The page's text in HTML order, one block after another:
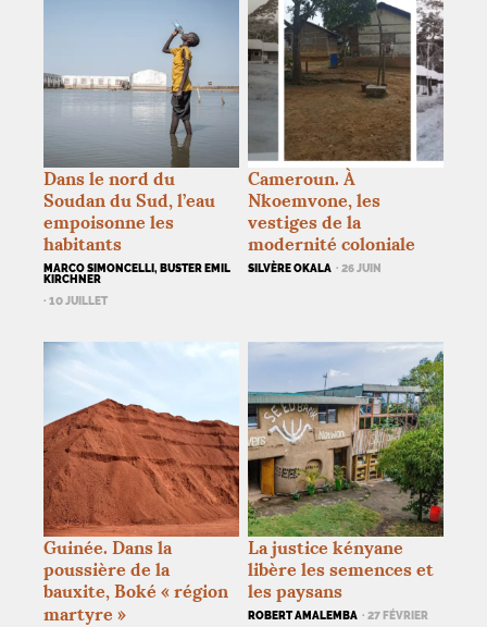
Dans le nord du
Soudan du Sud, l’eau
empoisonne les
habitants
MARCO SIMONCELLI, BUSTER EMIL
KIRCHNER
· 10 JUILLET
Cameroun. À
Nkoemvone, les
vestiges de la
modernité coloniale
SILVÈRE OKALA · 26 JUIN
Guinée. Dans la
poussière de la
bauxite, Boké « région
martyre »
La justice kényane
libère les semences et
les paysans
ROBERT AMALEMBA · 27 FÉVRIER